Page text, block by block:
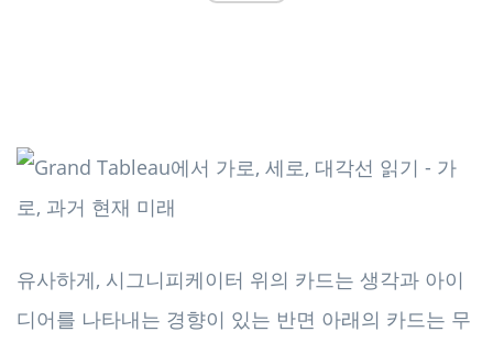
유사하게, 시그니피케이터 위의 카드는 생각과 아이
디어를 나타내는 경향이 있는 반면 아래의 카드는 무